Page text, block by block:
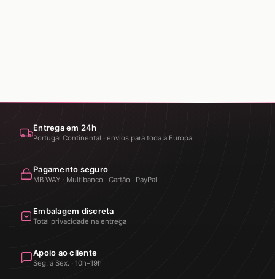
Entrega em 24h
Portugal Continental · envios para toda a Europa
Pagamento seguro
MB WAY · Multibanco · Cartão · PayPal
Embalagem discreta
Total privacidade na entrega
Apoio ao cliente
Seg. a Sex. · 10h–19h